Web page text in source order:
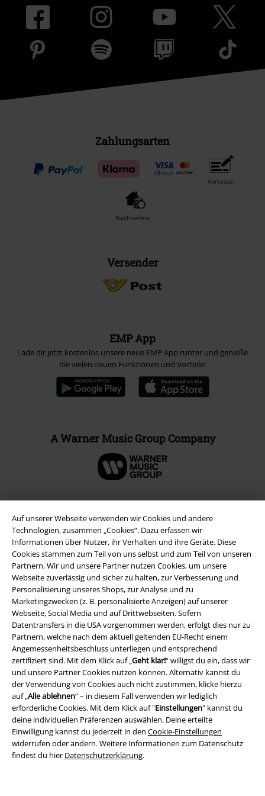
Auf unserer Webseite verwenden wir Cookies und andere
Technologien, zusammen „Cookies“. Dazu erfassen wir
Informationen über Nutzer, ihr Verhalten und ihre Geräte. Diese
Cookies stammen zum Teil von uns selbst und zum Teil von unseren
Partnern. Wir und unsere Partner nutzen Cookies, um unsere
Webseite zuverlässig und sicher zu halten, zur Verbesserung und
Personalisierung unseres Shops, zur Analyse und zu
Marketingzwecken (z. B. personalisierte Anzeigen) auf unserer
Webseite, Social Media und auf Drittwebseiten. Sofern
Datentransfers in die USA vorgenommen werden, erfolgt dies nur zu
Partnern, welche nach dem aktuell geltenden EU-Recht einem
Angemessenheitsbeschluss unterliegen und entsprechend
zertifiziert sind. Mit dem Klick auf „ Geht klar!“ willigst du ein, dass wir
und unsere Partner Cookies nutzen können. Alternativ kannst du
der Verwendung von Cookies auch nicht zustimmen, klicke hierzu
auf „ Alle ablehnen“ – in diesem Fall verwenden wir lediglich
erforderliche Cookies. Mit dem Klick auf "Einstellungen" kannst du
deine individuellen Präferenzen auswählen. Deine erteilte
Einwilligung kannst du jederzeit in den Cookie-Einstellungen
widerrufen oder ändern. Weitere Informationen zum Datenschutz
findest du hier Datenschutzerklärung.
Zahlungsarten
Vorkasse
Nachnahme
Versender
EMP App
Lade dir jetzt kostenlos unsere neue EMP App runter und genieße
die vielen neuen Funktionen und Vorteile!
A Warner Music Group Company
Rechtliches
AGB
Impressum
Datenschutz
Entsorgung und Umweltschutz
Konformitätserklärung